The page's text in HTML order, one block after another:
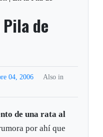
de
04, 2006
Also in
de una rata al
por ahí que